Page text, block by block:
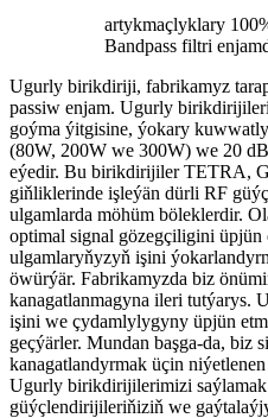
artykmaçlyklary
Bandpass filtri
Ugurly birikdiriji, fabrikamyz
passiw enjam. Ugurly
goýma ýitgisine, ýokary
(80W, 200W we 300W) we 20
eýedir. Bu birikdirijiler TETRA,
giňliklerinde işleýän dürli RF
ulgamlarda möhüm böleklerdir.
optimal signal gözegçiligini üpjün
ulgamlaryňyzyň işini
öwürýär. Fabrikamyzda biz
kanagatlanmagyna ileri
işini we çydamlylygyny üpjün
geçýärler. Mundan başga-da, biz
kanagatlandyrmak üçin
Ugurly birikdirijilerimizi
güýçlendirijileriňiziň we